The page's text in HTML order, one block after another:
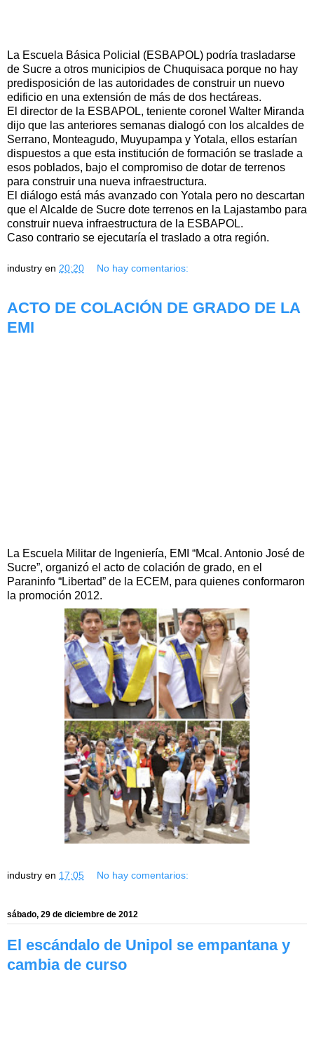
La Escuela Básica Policial (ESBAPOL) podría trasladarse
de Sucre a otros municipios de Chuquisaca porque no hay
predisposición de las autoridades de construir un nuevo
edificio en una extensión de más de dos hectáreas.
El director de la ESBAPOL, teniente coronel Walter Miranda
dijo que las anteriores semanas dialogó con los alcaldes de
Serrano, Monteagudo, Muyupampa y Yotala, ellos estarían
dispuestos a que esta institución de formación se traslade a
esos poblados, bajo el compromiso de dotar de terrenos
para construir una nueva infraestructura.
El diálogo está más avanzado con Yotala pero no descartan
que el Alcalde de Sucre dote terrenos en la Lajastambo para
construir nueva infraestructura de la ESBAPOL.
Caso contrario se ejecutaría el traslado a otra región.
industry en 20:20 No hay comentarios:
ACTO DE COLACIÓN DE GRADO DE LA
EMI
La Escuela Militar de Ingeniería, EMI “Mcal. Antonio José de
Sucre”, organizó el acto de colación de grado, en el
Paraninfo “Libertad” de la ECEM, para quienes conformaron
la promoción 2012.
industry en 17:05 No hay comentarios:
sábado, 29 de diciembre de 2012
El escándalo de Unipol se empantana y
cambia de curso